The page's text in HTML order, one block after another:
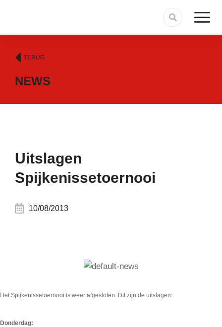
TERUG
NEWS
Uitslagen
Spijkenissetoernooi
10/08/2013
Het Spijkenissetoernooi is weer afgesloten. Dit zijn de uitslagen:
Donderdag: